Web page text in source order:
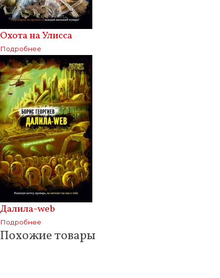
Охота на Улисса
Подробнее
Далила-web
Подробнее
Похожие товары